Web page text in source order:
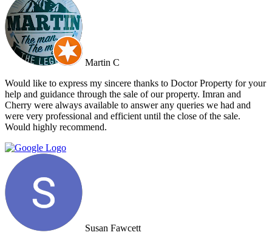
broaden the appeal to wider markets. Our advice, if you want
promotion not just commission taking, go directly to Cherry and
thank me later.
Martin C
Would like to express my sincere thanks to Doctor Property for your
help and guidance through the sale of our property. Imran and
Cherry were always available to answer any queries we had and
were very professional and efficient until the close of the sale.
Would highly recommend.
Susan Fawcett